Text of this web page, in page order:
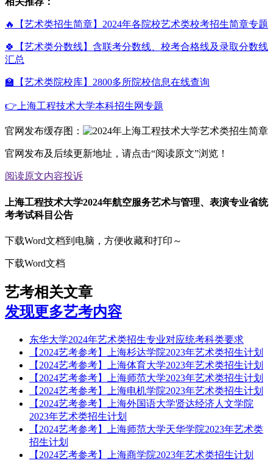
🔥【艺术类招生简章】2024年各院校艺术类校考招生简章专题
🍀【艺术类分数线】含联考分数线、校考合格线及录取分数线
汇总
🏫【艺术类院校库】2800多所院校信息在线查询
👉上海工程技术大学本科招生网专题
官网发布缓存图：
官网发布及后续更新地址，请点击“阅读原文”浏览！
阅读原文内容投诉
上海工程技术大学2024年航空服务艺术与管理、表演专业省统
考考试科目公告
下载Word文档到电脑，方便收藏和打印～
下载Word文档
艺考相关文章
发现更多艺考内容
东华大学2024年艺术类招生专业对应统考科类要求
【2024艺考参考】上海杉达学院2023年艺术类招生计划
【2024艺考参考】上海体育大学2023年艺术类招生计划
【2024艺考参考】上海师范大学2023年艺术类招生计划
【2024艺考参考】上海电机学院2023年艺术类招生计划
【2024艺考参考】上海外国语大学贤达经济人文学院
2023年艺术类招生计划
【2024艺考参考】上海师范大学天华学院2023年艺术类
招生计划
【2024艺考参考】上海商学院2023年艺术类招生计划